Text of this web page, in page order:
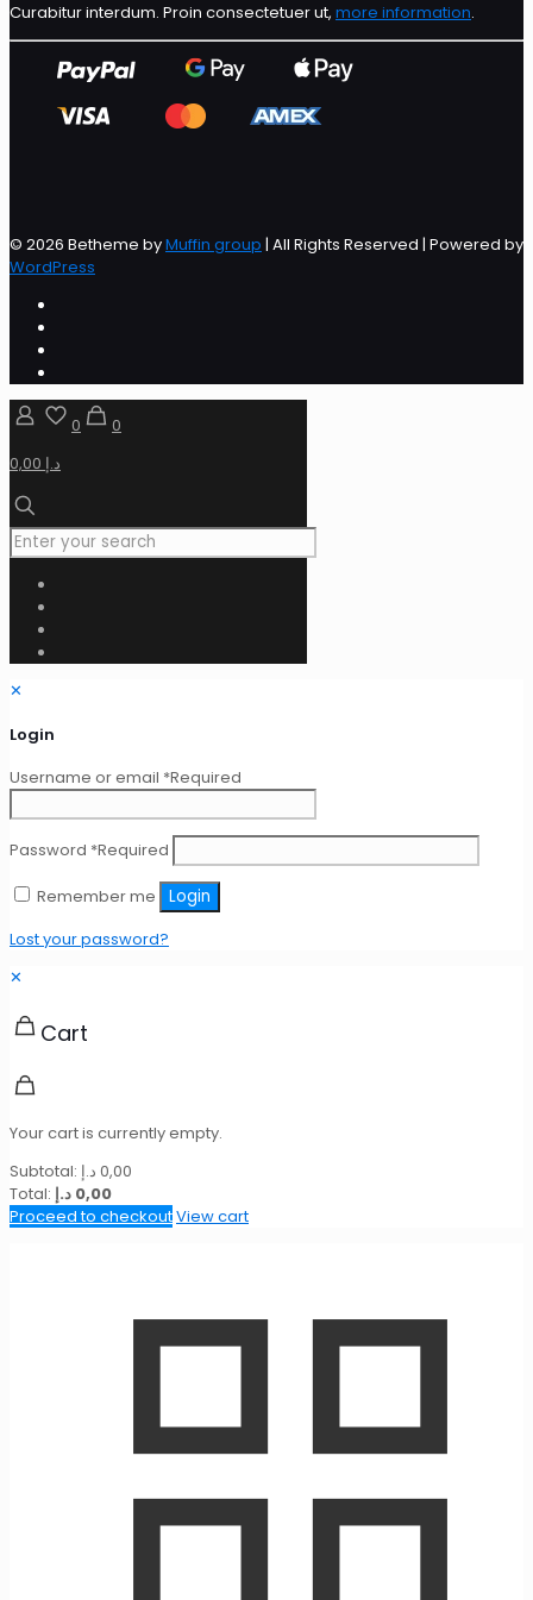
Curabitur interdum. Proin consectetuer ut, more information.
© 2026 Betheme byMuffin group | All Rights Reserved | Powered by
WordPress
0
0
0,00 د.إ
✕
Login
Username or email *Required
Password *Required
Remember me
Login
Lost your password?
✕
Cart
Your cart is currently empty.
Subtotal:
0,00 د.إ
Total:
0,00 د.إ
Proceed to checkoutView cart